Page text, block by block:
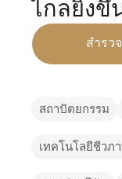
ไกลยิ่งขึ้
สำรว
สถาปัตยกรรม
เทคโนโลยีชีวภ